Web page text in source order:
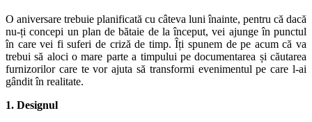
O aniversare trebuie planificată cu câteva luni înainte, pentru că dacă
nu-ți concepi un plan de bătaie de la început, vei ajunge în punctul
în care vei fi suferi de criză de timp. Îți spunem de pe acum că va
trebui să aloci o mare parte a timpului pe documentarea și căutarea
furnizorilor care te vor ajuta să transformi evenimentul pe care l-ai
gândit în realitate.
1. Designul